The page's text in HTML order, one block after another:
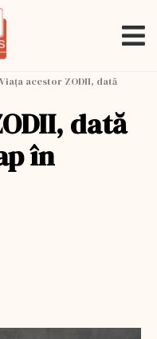
Viața acestor ZODII, dată
dată
în